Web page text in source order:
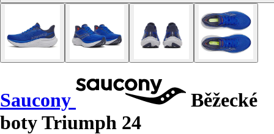
Saucony
Běžecké
boty Triumph 24